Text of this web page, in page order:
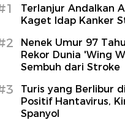
Terlanjur Andalkan
Kaget Idap Kanker
Nenek Umur 97
Rekor Dunia 'Wing
Sembuh dari Stroke
Turis yang Berlibur
Positif Hantavirus,
Spanyol